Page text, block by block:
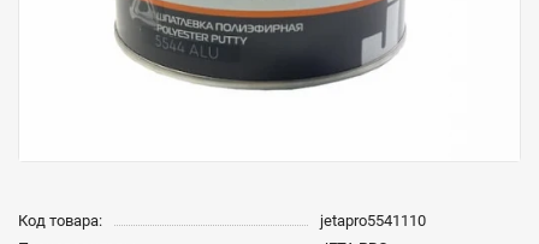
Код товара:
jetapro5541110